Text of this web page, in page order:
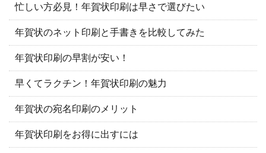
忙しい方必見！年賀状印刷は早さで選びたい
年賀状のネット印刷と手書きを比較してみた
年賀状印刷の早割が安い！
早くてラクチン！年賀状印刷の魅力
年賀状の宛名印刷のメリット
年賀状印刷をお得に出すには